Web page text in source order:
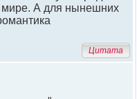
А для нынешних
Цитата